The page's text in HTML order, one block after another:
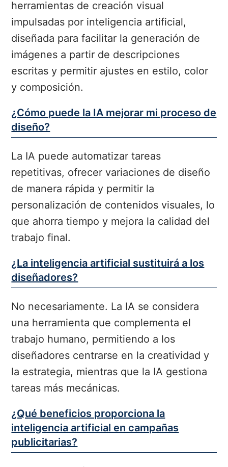
herramientas de creación visual
impulsadas por inteligencia artificial,
diseñada para facilitar la generación de
imágenes a partir de descripciones
escritas y permitir ajustes en estilo, color
y composición.
¿Cómo puede la IA mejorar mi proceso de
diseño?
La IA puede automatizar tareas
repetitivas, ofrecer variaciones de diseño
de manera rápida y permitir la
personalización de contenidos visuales, lo
que ahorra tiempo y mejora la calidad del
trabajo final.
¿La inteligencia artificial sustituirá a los
diseñadores?
No necesariamente. La IA se considera
una herramienta que complementa el
trabajo humano, permitiendo a los
diseñadores centrarse en la creatividad y
la estrategia, mientras que la IA gestiona
tareas más mecánicas.
¿Qué beneficios proporciona la
inteligencia artificial en campañas
publicitarias?